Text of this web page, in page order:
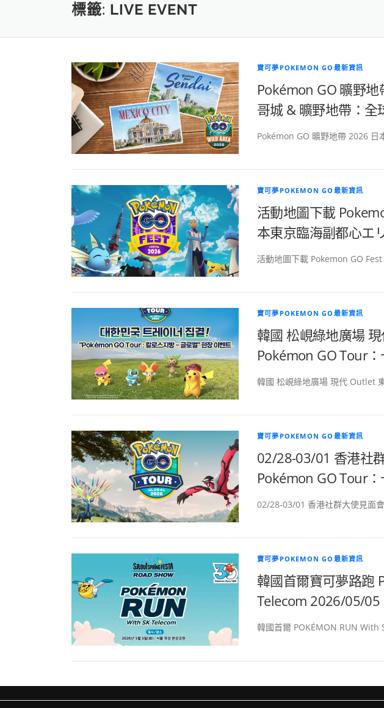
標籤: LIVE EVENT
寶可夢POKEMON GO最新資訊
Pokémon GO 曠野
哥城 & 曠野地帶：全
Pokémon GO 曠野地帶 2026 日
寶可夢POKEMON GO最新資訊
活動地圖下載
本東京臨海副都心エ
活動地圖下載 Pokemon GO
寶可夢POKEMON GO最新資訊
韓國 松峴綠地廣場
Pokémon GO Tour
韓國 松峴綠地廣場 現代 Outlet
寶可夢POKEMON GO最新資訊
02/28-03/01 香港社
Pokémon GO Tour
02/28-03/01 香港社群大使見面
寶可夢POKEMON GO最新資訊
韓國首爾寶可夢路跑
Telecom 2026/05/05
韓國首爾 POKÉMON RUN With